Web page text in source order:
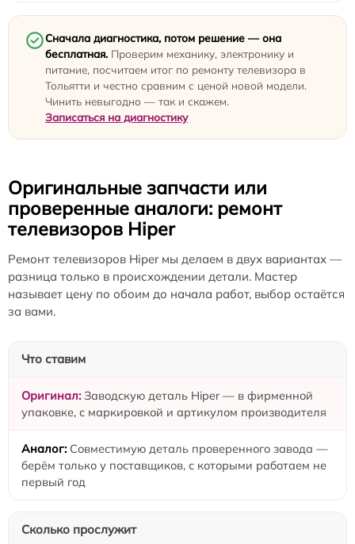
Сначала диагностика, потом решение — она
бесплатная. Проверим механику, электронику и
питание, посчитаем итог по ремонту телевизора в
Тольятти и честно сравним с ценой новой модели.
Чинить невыгодно — так и скажем.
Записаться на диагностику
Оригинальные запчасти или
проверенные аналоги: ремонт
телевизоров Hiper
Ремонт телевизоров Hiper мы делаем в двух вариантах —
разница только в происхождении детали. Мастер
называет цену по обоим до начала работ, выбор остаётся
за вами.
Что ставим
Заводскую деталь Hiper — в фирменной
упаковке, с маркировкой и артикулом производителя
Совместимую деталь проверенного завода —
берём только у поставщиков, с которыми работаем не
первый год
Сколько прослужит